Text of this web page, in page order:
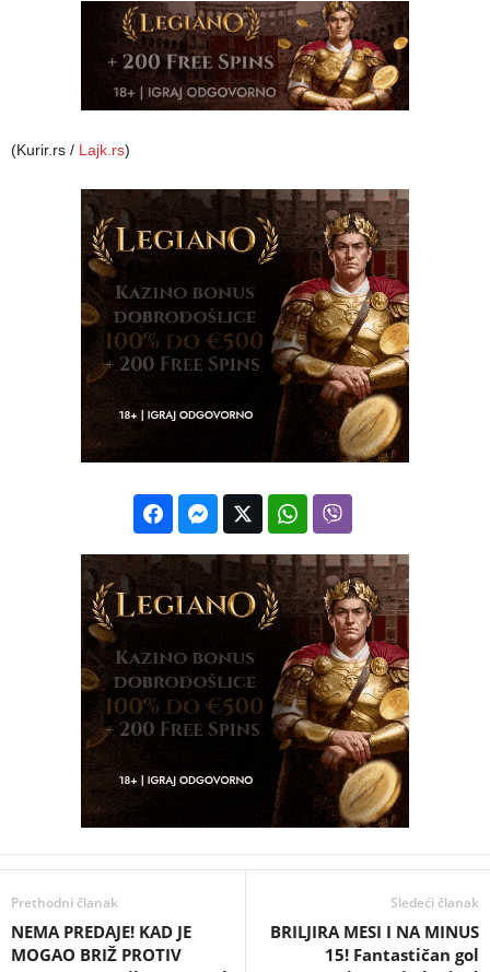
(Kurir.rs / Lajk.rs)
Prethodni članak
NEMA PREDAJE! KAD JE
MOGAO BRIŽ PROTIV
Sledeći članak
BRILJIRA MESI I NA MINUS
15! Fantastičan gol